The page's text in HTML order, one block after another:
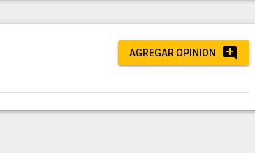
AGREGAR OPINION